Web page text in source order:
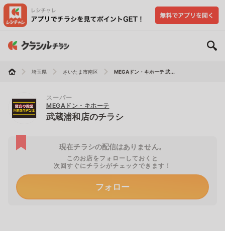
埼玉県 さいたま市南区 MEGAドン・キホーテ 武...
スーパー
MEGAドン・キホーテ
武蔵浦和店のチラシ
現在チラシの配信はありません。
このお店をフォローしておくと
次回すぐにチラシがチェックできます！
フォロー